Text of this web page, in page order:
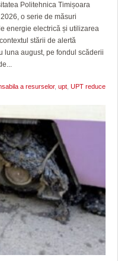
Politehnica Timișoara
o serie de măsuri
energie electrică și utilizarea
stării de alertă
luna august, pe fondul scăderii
a resurselor, upt UPT reduce